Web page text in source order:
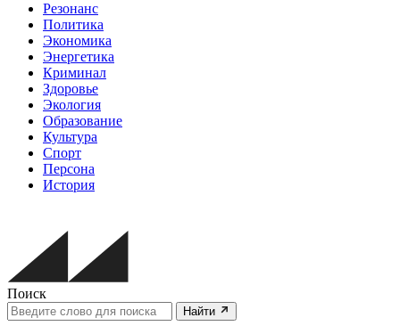
Резонанс
Политика
Экономика
Энергетика
Криминал
Здоровье
Экология
Образование
Культура
Спорт
Персона
История
Поиск
Найти